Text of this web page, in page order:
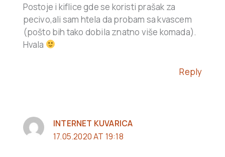
Postoje i kiflice gde se koristi prašak za
pecivo,ali sam htela da probam sa kvascem
(pošto bih tako dobila znatno više komada).
Hvala
Reply
INTERNET KUVARICA
17.05.2020 AT 19:18